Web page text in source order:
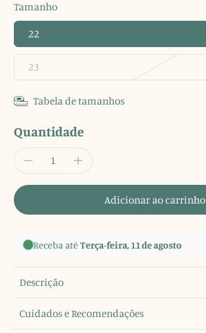
Tamanho
22
23
Tabela de tamanhos
Quantidade
Adicionar ao carrinho
Receba atéTerça-feira, 11 de agosto
Descrição
Cuidados e Recomendações